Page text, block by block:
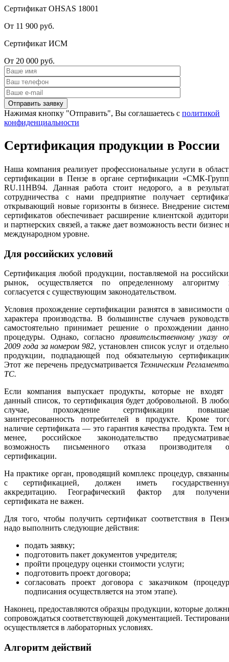
Сертификат OHSAS 18001
От 11 900 руб.
Сертификат ИСМ
От 20 000 руб.
Нажимая кнопку "Отправить", Вы соглашаетесь с политикой
конфиденциальности
Сертификация продукции в России
Наша компания реализует профессиональные услуги в
сертификации в Пензе в органе сертификации «СМК-
RU.11НВ94. Данная работа стоит недорого, а в
сотрудничества с нами предприятие получает
открывающий новые горизонты в бизнесе. Внедрение
сертификатов обеспечивает расширение клиентской
и партнерских связей, а также дает возможность вести бизнес
международном уровне.
Для российских условий
Сертификация любой продукции, поставляемой на
рынок, осуществляется по определенному алгоритму
согласуется с существующим законодательством.
Условия прохождение сертификации разнятся в зависимости
характера производства. В большинстве случаев
самостоятельно принимает решение о прохождении
процедуры. Однако, согласно правительственному указу
2009 года за номером 982, установлен список услуг и
продукции, подпадающей под обязательную
Этот же перечень предусматривается Техническим
ТС.
Если компания выпускает продукты, которые не входят
данный список, то сертификация будет добровольной. В
случае, прохождение сертификации
заинтересованность потребителей в продукте. Кроме
наличие сертификата — это гарантия качества продукта. Тем
менее, российское законодательство
возможность письменного отказа производителя
сертификации.
На практике орган, проводящий комплекс процедур,
с сертификацией, должен иметь
аккредитацию. Географический фактор для
сертификата не важен.
Для того, чтобы получить сертификат соответствия в
надо выполнить следующие действия:
подать заявку;
подготовить пакет документов учредителя;
пройти процедуру оценки стоимости услуги;
подготовить проект договора;
согласовать проект договора с заказчиком
подписания осуществляется на этом этапе).
Наконец, предоставляются образцы продукции, которые
сопровождаться соответствующей документацией.
осуществляется в лабораторных условиях.
Алгоритм действий